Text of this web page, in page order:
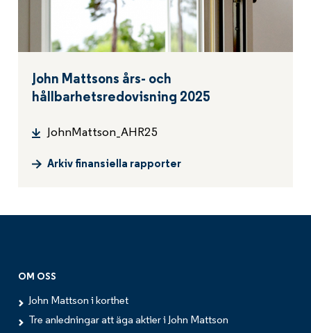
John Mattsons års- och
hållbarhetsredovisning 2025
JohnMattson_AHR25
Arkiv finansiella rapporter
OM OSS
John Mattson i korthet
Tre anledningar att äga aktier i John Mattson